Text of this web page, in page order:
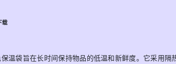
载
温袋旨在长时间保持物品的低温和新鲜度。它采用隔